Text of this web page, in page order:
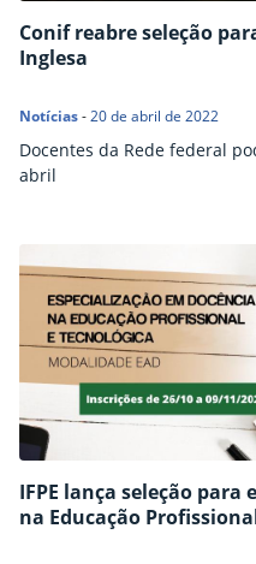
Conif reabre seleção
Inglesa
Notícias-20 de abril de 2022
Docentes da Rede federal
abril
IFPE lança seleção para
na Educação